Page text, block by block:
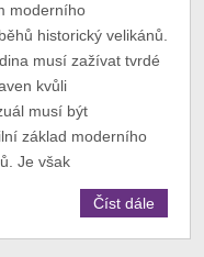
moderního
historický velikánů.
musí zažívat tvrdé
kvůli
musí být
základ moderního
Je však
Číst dále